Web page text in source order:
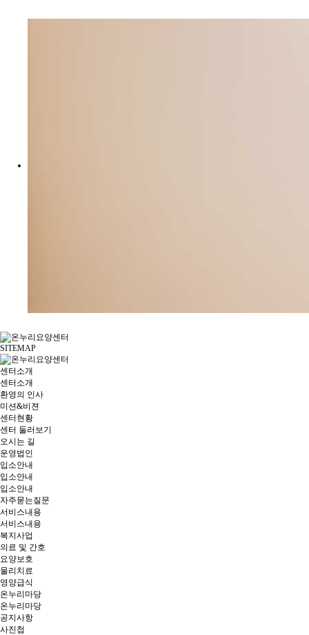
SITEMAP
센터소개
센터소개
환영의 인사
미션&비젼
센터현황
센터 둘러보기
오시는 길
운영법인
입소안내
입소안내
입소안내
자주묻는질문
서비스내용
서비스내용
복지사업
의료 및 간호
요양보호
물리치료
영양급식
온누리마당
온누리마당
공지사항
사진첩